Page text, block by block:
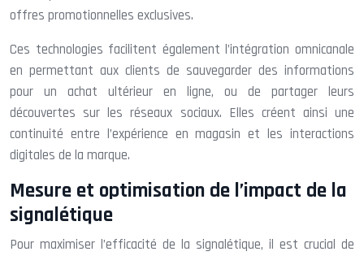
offres promotionnelles exclusives.
Ces technologies facilitent également l’intégration omnicanale
en permettant aux clients de sauvegarder des informations
pour un achat ultérieur en ligne, ou de partager leurs
découvertes sur les réseaux sociaux. Elles créent ainsi une
continuité entre l’expérience en magasin et les interactions
digitales de la marque.
Mesure et optimisation de l’impact de la
signalétique
Pour maximiser l’efficacité de la signalétique, il est crucial de